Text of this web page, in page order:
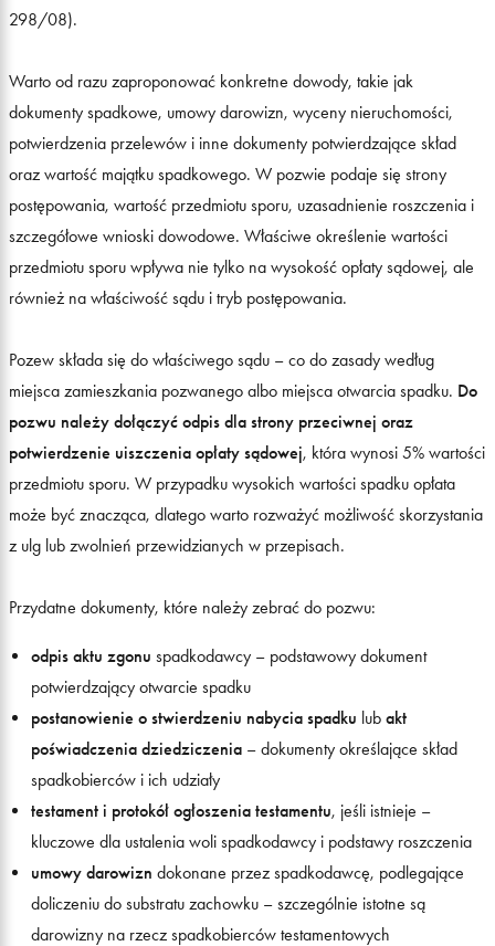
298/08).
Warto od razu zaproponować konkretne dowody, takie jak
dokumenty spadkowe, umowy darowizn, wyceny nieruchomości,
potwierdzenia przelewów i inne dokumenty potwierdzające skład
oraz wartość majątku spadkowego. W pozwie podaje się strony
postępowania, wartość przedmiotu sporu, uzasadnienie roszczenia i
szczegółowe wnioski dowodowe. Właściwe określenie wartości
przedmiotu sporu wpływa nie tylko na wysokość opłaty sądowej, ale
również na właściwość sądu i tryb postępowania.
Pozew składa się do właściwego sądu – co do zasady według
miejsca zamieszkania pozwanego albo miejsca otwarcia spadku. Do
pozwu należy dołączyć odpis dla strony przeciwnej oraz
potwierdzenie uiszczenia opłaty sądowej, która wynosi 5% wartości
przedmiotu sporu. W przypadku wysokich wartości spadku opłata
może być znacząca, dlatego warto rozważyć możliwość skorzystania
z ulg lub zwolnień przewidzianych w przepisach.
Przydatne dokumenty, które należy zebrać do pozwu:
odpis aktu zgonu spadkodawcy – podstawowy dokument
potwierdzający otwarcie spadku
postanowienie o stwierdzeniu nabycia spadku lub akt
poświadczenia dziedziczenia – dokumenty określające skład
spadkobierców i ich udziały
testament i protokół ogłoszenia testamentu, jeśli istnieje –
kluczowe dla ustalenia woli spadkodawcy i podstawy roszczenia
umowy darowizn dokonane przez spadkodawcę, podlegające
doliczeniu do substratu zachowku – szczególnie istotne są
darowizny na rzecz spadkobierców testamentowych